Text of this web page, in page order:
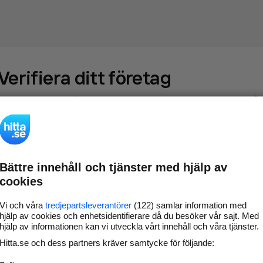
ditt företag
som69 573företag - ta kontroll över din företagssida på
hitta.se och syns bättre mot kunder i ditt närområde. Helt
kostnadsfritt.
Uppdatera din
företagsinformation
Svara på och hantera dina
Gå vidare
Bättre innehåll och tjänster med hjälp av
cookies
Vi och våra tredjepartsleverantörer (122) samlar information med
hjälp av cookies och enhetsidentifierare då du besöker vår sajt. Med
hjälp av informationen kan vi utveckla vårt innehåll och våra tjänster.
Hitta.se och dess partners kräver samtycke för följande: